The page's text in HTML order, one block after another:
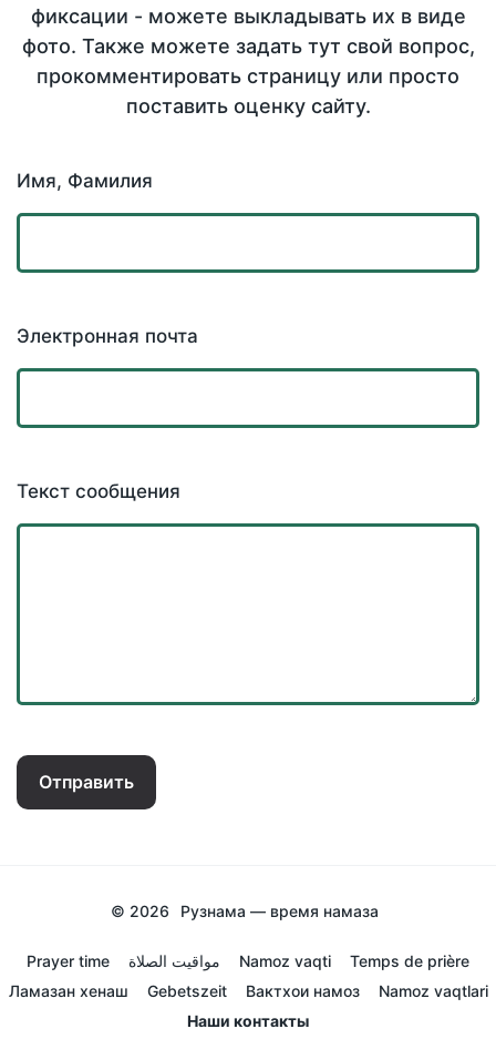
фиксации - можете выкладывать их в виде
фото. Также можете задать тут свой вопрос,
прокомментировать страницу или просто
поставить оценку сайту.
Имя, Фамилия
Электронная почта
Текст сообщения
Отправить
© 2026 Рузнама — время намаза
Prayer time مواقيت الصلاة Namoz vaqti
Temps de prière
Ламазан хенаш
Gebetszeit Вактхои намоз
Namoz vaqtlari
Наши контакты